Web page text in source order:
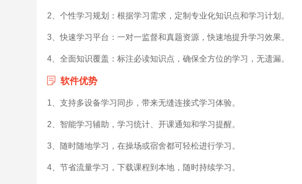
2、个性学习规划：根据学习需求，定制专业化知识点和学习计划。
3、快速学习平台：一对一监督和真题资源，快速地提升学习效果。
4、全面知识覆盖：标注必读知识点，确保全方位的学习，无遗漏。
软件优势
1、支持多设备学习同步，带来无缝连接式学习体验。
2、智能学习辅助，学习统计、开课通知和学习提醒。
3、随时随地学习，在操场或宿舍都可轻松进行学习。
4、节省流量学习，下载课程到本地，随时持续学习。